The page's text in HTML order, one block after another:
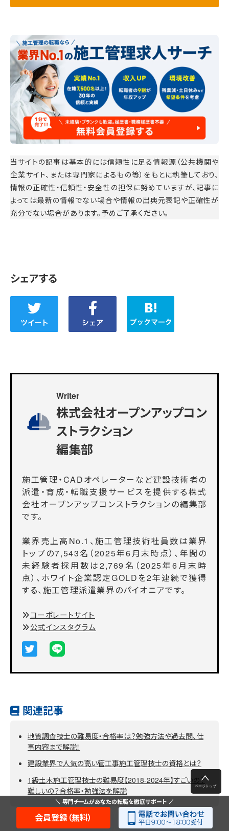
当サイトの記事は基本的には信頼性に足る情報源（公共機関や
企業サイト、または専門家によるもの等）をもとに執筆しており、
情報の正確性・信頼性・安全性の担保に努めていますが、記事に
よっては最新の情報でない場合や情報の出典元表記や正確性が
充分でない場合があります。予めご了承ください。
シェアする
Writer
株式会社オープンアップコン
ストラクション
編集部
施工管理・CADオペレーターなど建設技術者の
派遣・育成・転職支援サービスを提供する株式
会社オープンアップコンストラクションの編集部
です。
業界売上高No.1、施工管理技術社員数は業界
トップの7,543名（2025年6月末時点）、年間の
未経験者採用数は2,769名（2025年6月末時
点）、ホワイト企業認定GOLDを2年連続で獲得
する、施工管理派遣業界のパイオニアです。
コーポレートサイト
公式インスタグラム
関連記事
地質調査技士の難易度・合格率は？勉強方法や過去問、仕
事内容まで解説！
建設業界で人気の高い管工事施工管理技士の資格とは？
1級土木施工管理技士の難易度【2018-2024年】すごいの？
難しいの？合格率・勉強法を解説
専門チームがあなたの転職を徹底サポート
会員登録（無料）